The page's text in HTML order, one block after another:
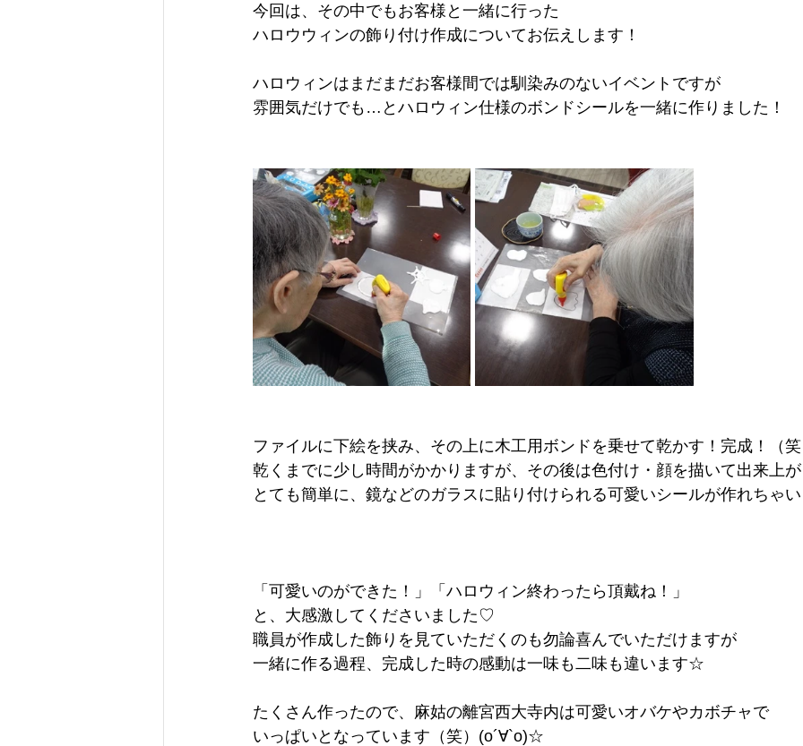
今回は、その中でもお客様と一緒に行った
ハロウウィンの飾り付け作成についてお伝えします！
ハロウィンはまだまだお客様間では馴染みのないイベントですが
雰囲気だけでも…とハロウィン仕様のボンドシールを一緒に作りました！
ファイルに下絵を挟み、その上に木工用ボンドを乗せて乾かす！完成！（笑
乾くまでに少し時間がかかりますが、その後は色付け・顔を描いて出来上が
とても簡単に、鏡などのガラスに貼り付けられる可愛いシールが作れちゃ
「可愛いのができた！」「ハロウィン終わったら頂戴ね！」
と、大感激してくださいました♡
職員が作成した飾りを見ていただくのも勿論喜んでいただけますが
一緒に作る過程、完成した時の感動は一味も二味も違います☆
たくさん作ったので、麻姑の離宮西大寺内は可愛いオバケやカボチャで
いっぱいとなっています（笑）(о´∀`о)☆